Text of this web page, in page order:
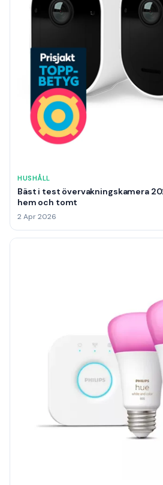
HUSHÅLL
Bäst i test övervakningskamera
hem och tomt
2 Apr 2026